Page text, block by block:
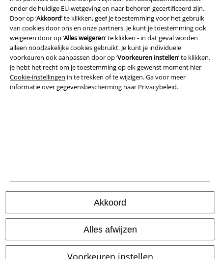
onder de huidige EU-wetgeving en naar behoren gecertificeerd zijn.
Door op ‘Akkoord’ te klikken, geef je toestemming voor het gebruik
van cookies door ons en onze partners. Je kunt je toestemming ook
weigeren door op ‘Alles weigeren’ te klikken - in dat geval worden
alleen noodzakelijke cookies gebruikt. Je kunt je individuele
voorkeuren ook aanpassen door op ‘Voorkeuren instellen’ te klikken.
Je hebt het recht om je toestemming op elk gewenst moment hier
Cookie-instellingen in te trekken of te wijzigen. Ga voor meer
informatie over gegevensbescherming naar Privacybeleid.
Akkoord
Alles afwijzen
Voorkeuren instellen
Legal
Algemene Voorwaarden
Bedrijfsgegevens
Privacyverklaring
Alle prijzen incl.wettelijke BTW
© 1986-2026 Large Popmerchandising B.V.